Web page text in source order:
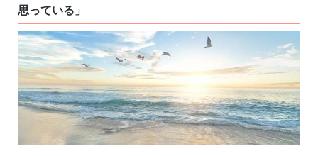
思っている」